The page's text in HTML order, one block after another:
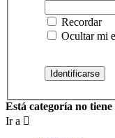
Recordar
Ocultar mi
Está categoría no tiene
Ir a